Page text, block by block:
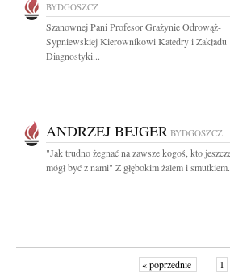
BYDGOSZCZ
Szanownej Pani Profesor Grażynie Odrowąż-
Sypniewskiej Kierownikowi Katedry i Zakładu
Diagnostyki...
ANDRZEJ BEJGER BYDGOSZCZ
"Jak trudno żegnać na zawsze kogoś, kto
mógł być z nami" Z głębokim żalem i
« poprzednie 1